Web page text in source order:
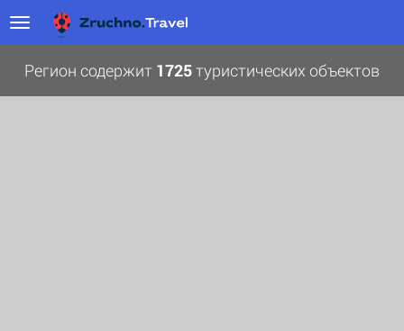
Регион содержит 1725туристических объектов